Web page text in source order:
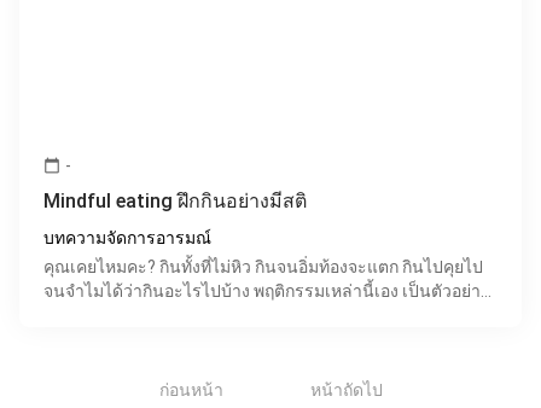
calendar_today -
Mindful eating ฝึกกินอย่างมีสติ
บทความจัดการอารมณ์
คุณเคยไหมคะ? กินทั้งที่ไม่หิว กินจนอิ่มท้องจะแตก กินไปคุยไป
จนจำไมได้ว่ากินอะไรไปบ้าง พฤติกรรมเหล่านี้เอง เป็นตัวอย่าง
ก่อนหน้า หน้าถัดไป